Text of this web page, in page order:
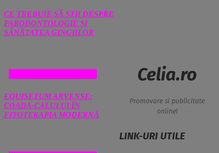
CE TREBUIE SĂ ȘTII DESPRE
PARODONTOLOGIE ȘI
SĂNĂTATEA GINGIILOR
EQUISETUM ARVENSE:
COADA-CALULUI ÎN
FITOTERAPIA MODERNĂ
Celia.ro
Promovare si publicitate
online!
LINK-URI UTILE